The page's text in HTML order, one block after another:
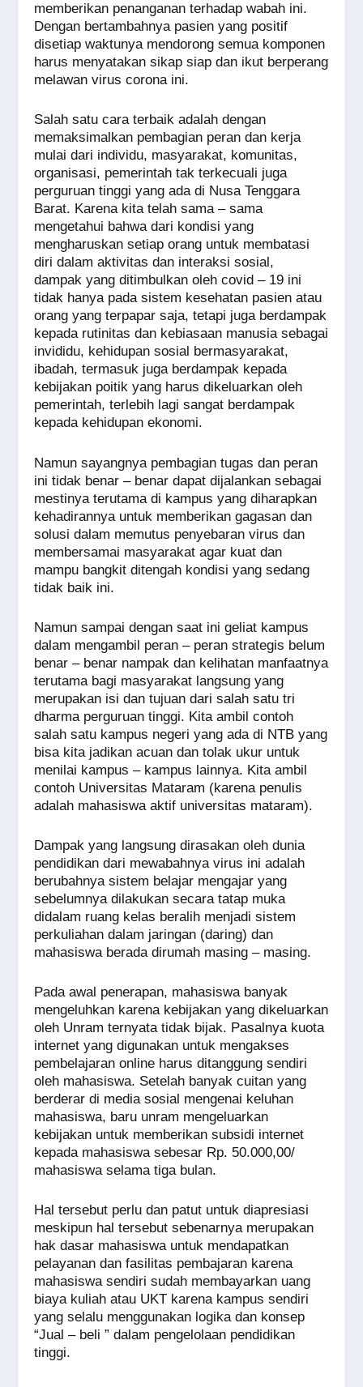
memberikan penanganan terhadap wabah ini.
Dengan bertambahnya pasien yang positif
disetiap waktunya mendorong semua komponen
harus menyatakan sikap siap dan ikut berperang
melawan virus corona ini.
Salah satu cara terbaik adalah dengan
memaksimalkan pembagian peran dan kerja
mulai dari individu, masyarakat, komunitas,
organisasi, pemerintah tak terkecuali juga
perguruan tinggi yang ada di Nusa Tenggara
Barat. Karena kita telah sama – sama
mengetahui bahwa dari kondisi yang
mengharuskan setiap orang untuk membatasi
diri dalam aktivitas dan interaksi sosial,
dampak yang ditimbulkan oleh covid – 19 ini
tidak hanya pada sistem kesehatan pasien atau
orang yang terpapar saja, tetapi juga berdampak
kepada rutinitas dan kebiasaan manusia sebagai
invididu, kehidupan sosial bermasyarakat,
ibadah, termasuk juga berdampak kepada
kebijakan poitik yang harus dikeluarkan oleh
pemerintah, terlebih lagi sangat berdampak
kepada kehidupan ekonomi.
Namun sayangnya pembagian tugas dan peran
ini tidak benar – benar dapat dijalankan sebagai
mestinya terutama di kampus yang diharapkan
kehadirannya untuk memberikan gagasan dan
solusi dalam memutus penyebaran virus dan
membersamai masyarakat agar kuat dan
mampu bangkit ditengah kondisi yang sedang
tidak baik ini.
Namun sampai dengan saat ini geliat kampus
dalam mengambil peran – peran strategis belum
benar – benar nampak dan kelihatan manfaatnya
terutama bagi masyarakat langsung yang
merupakan isi dan tujuan dari salah satu tri
dharma perguruan tinggi. Kita ambil contoh
salah satu kampus negeri yang ada di NTB yang
bisa kita jadikan acuan dan tolak ukur untuk
menilai kampus – kampus lainnya. Kita ambil
contoh Universitas Mataram (karena penulis
adalah mahasiswa aktif universitas mataram).
Dampak yang langsung dirasakan oleh dunia
pendidikan dari mewabahnya virus ini adalah
berubahnya sistem belajar mengajar yang
sebelumnya dilakukan secara tatap muka
didalam ruang kelas beralih menjadi sistem
perkuliahan dalam jaringan (daring) dan
mahasiswa berada dirumah masing – masing.
Pada awal penerapan, mahasiswa banyak
mengeluhkan karena kebijakan yang dikeluarkan
oleh Unram ternyata tidak bijak. Pasalnya kuota
internet yang digunakan untuk mengakses
pembelajaran online harus ditanggung sendiri
oleh mahasiswa. Setelah banyak cuitan yang
berderar di media sosial mengenai keluhan
mahasiswa, baru unram mengeluarkan
kebijakan untuk memberikan subsidi internet
kepada mahasiswa sebesar Rp. 50.000,00/
mahasiswa selama tiga bulan.
Hal tersebut perlu dan patut untuk diapresiasi
meskipun hal tersebut sebenarnya merupakan
hak dasar mahasiswa untuk mendapatkan
pelayanan dan fasilitas pembajaran karena
mahasiswa sendiri sudah membayarkan uang
biaya kuliah atau UKT karena kampus sendiri
yang selalu menggunakan logika dan konsep
“Jual – beli ” dalam pengelolaan pendidikan
tinggi.